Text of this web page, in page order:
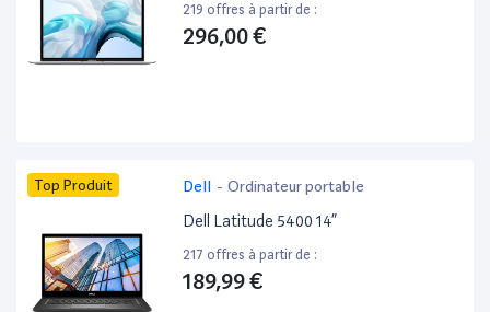
219 offres à partir de :
296,00 €
Top Produit Dell - Ordinateur portable
Dell Latitude 5400 14”
217 offres à partir de :
189,99 €